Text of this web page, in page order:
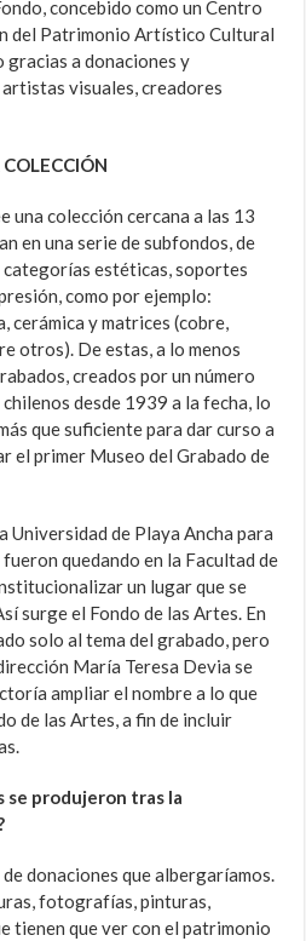
concebido como un Centro
del Patrimonio Artístico Cultural
gracias a donaciones y
visuales, creadores
una colección cercana a las 13
en una serie de subfondos, de
estéticas, soportes
como por ejemplo:
cerámica y matrices (cobre,
otros). De estas, a lo menos
creados por un número
desde 1939 a la fecha, lo
que suficiente para dar curso a
el primer Museo del Grabado de
Universidad de Playa Ancha para
quedando en la Facultad de
un lugar que se
surge el Fondo de las Artes. En
solo al tema del grabado, pero
María Teresa Devia se
ampliar el nombre a lo que
de las Artes, a fin de incluir
produjeron tras la
donaciones que albergaríamos.
fotografías, pinturas,
tienen que ver con el patrimonio